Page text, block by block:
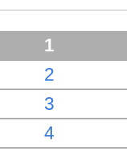
1
2
3
4